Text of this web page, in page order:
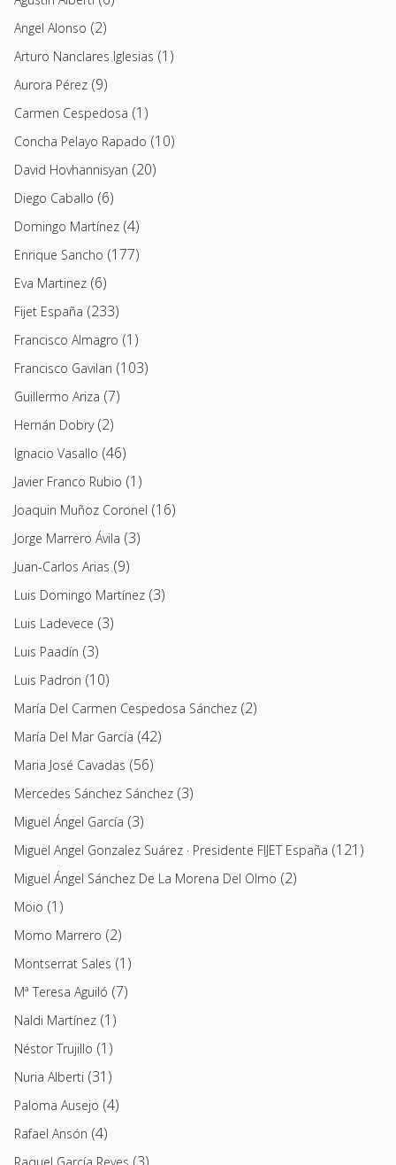
Angel Alonso (2)
Arturo Nanclares Iglesias (1)
Aurora Pérez (9)
Carmen Cespedosa (1)
Concha Pelayo Rapado (10)
David Hovhannisyan (20)
Diego Caballo (6)
Domingo Martínez (4)
Enrique Sancho (177)
Eva Martinez (6)
Fijet España (233)
Francisco Almagro (1)
Francisco Gavilan (103)
Guillermo Ariza (7)
Hernán Dobry(2)
Ignacio Vasallo (46)
Javier Franco Rubio (1)
Joaquin Muñoz Coronel (16)
Jorge Marrero Ávila (3)
Juan-Carlos Arias (9)
Luis Domingo Martínez (3)
Luis Ladevece (3)
Luis Paadín (3)
Luis Padron (10)
María Del Carmen Cespedosa Sánchez (2)
María Del Mar García (42)
Maria José Cavadas (56)
Mercedes Sánchez Sánchez (3)
Miguel Ángel García (3)
Miguel Angel Gonzalez Suárez · Presidente FIJET España (121)
Miguel Ángel Sánchez De La Morena Del Olmo (2)
Moio (1)
Momo Marrero (2)
Montserrat Sales (1)
Mª Teresa Aguiló (7)
Naldi Martínez (1)
Néstor Trujillo (1)
Nuria Alberti (31)
Paloma Ausejo (4)
Rafael Ansón (4)